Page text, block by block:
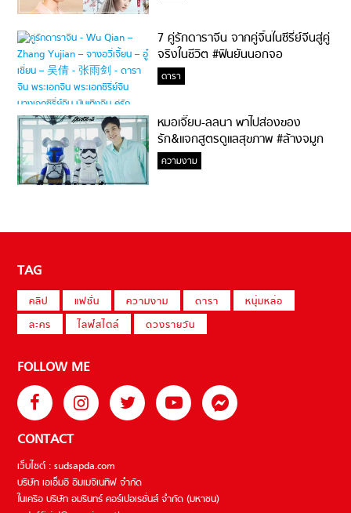
7 คู่รักดาราจีน จากคู่จิ้นในซีรี่ย์จีนสู่คู่
จริงในชีวิต #ฟินยันนอกจอ
ดารา
หมอเจี๊ยบ-ลลนา พาไปส่องของ
รัก&แจกสูตรดูแลสุขภาพ #ล้างจมูก
ไม่ยากจะสอนให้
ความงาม
TAG
คลิป แฟชั่น ความงาม ดารา
หนุ่มหล่อ
ละคร
ไลฟ์สไตล์ ดวงรายวัน
FOLLOW ME
CONTACT
เว็บไซต์ : sudsapda.com
บริษัท เอเอ็มอี อิมเมจิเนทีฟ จำกัด
ในเครือ บริษัท อมรินทร์ คอร์เปอเรชั่นส์ จำกัด (มหาชน)